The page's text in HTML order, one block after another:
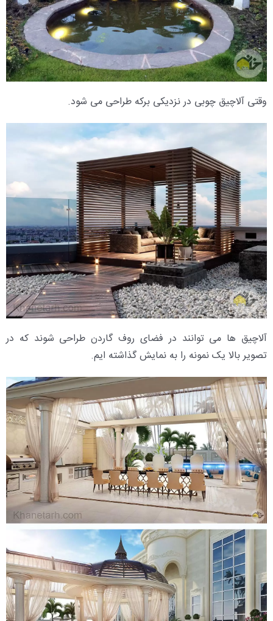
وقتی آلاچیق چوبی در نزدیکی برکه طراحی می شود.
آلاچیق ها می توانند در فضای روف گاردن طراحی شوند که در
تصویر بالا یک نمونه را به نمایش گذاشته ایم.